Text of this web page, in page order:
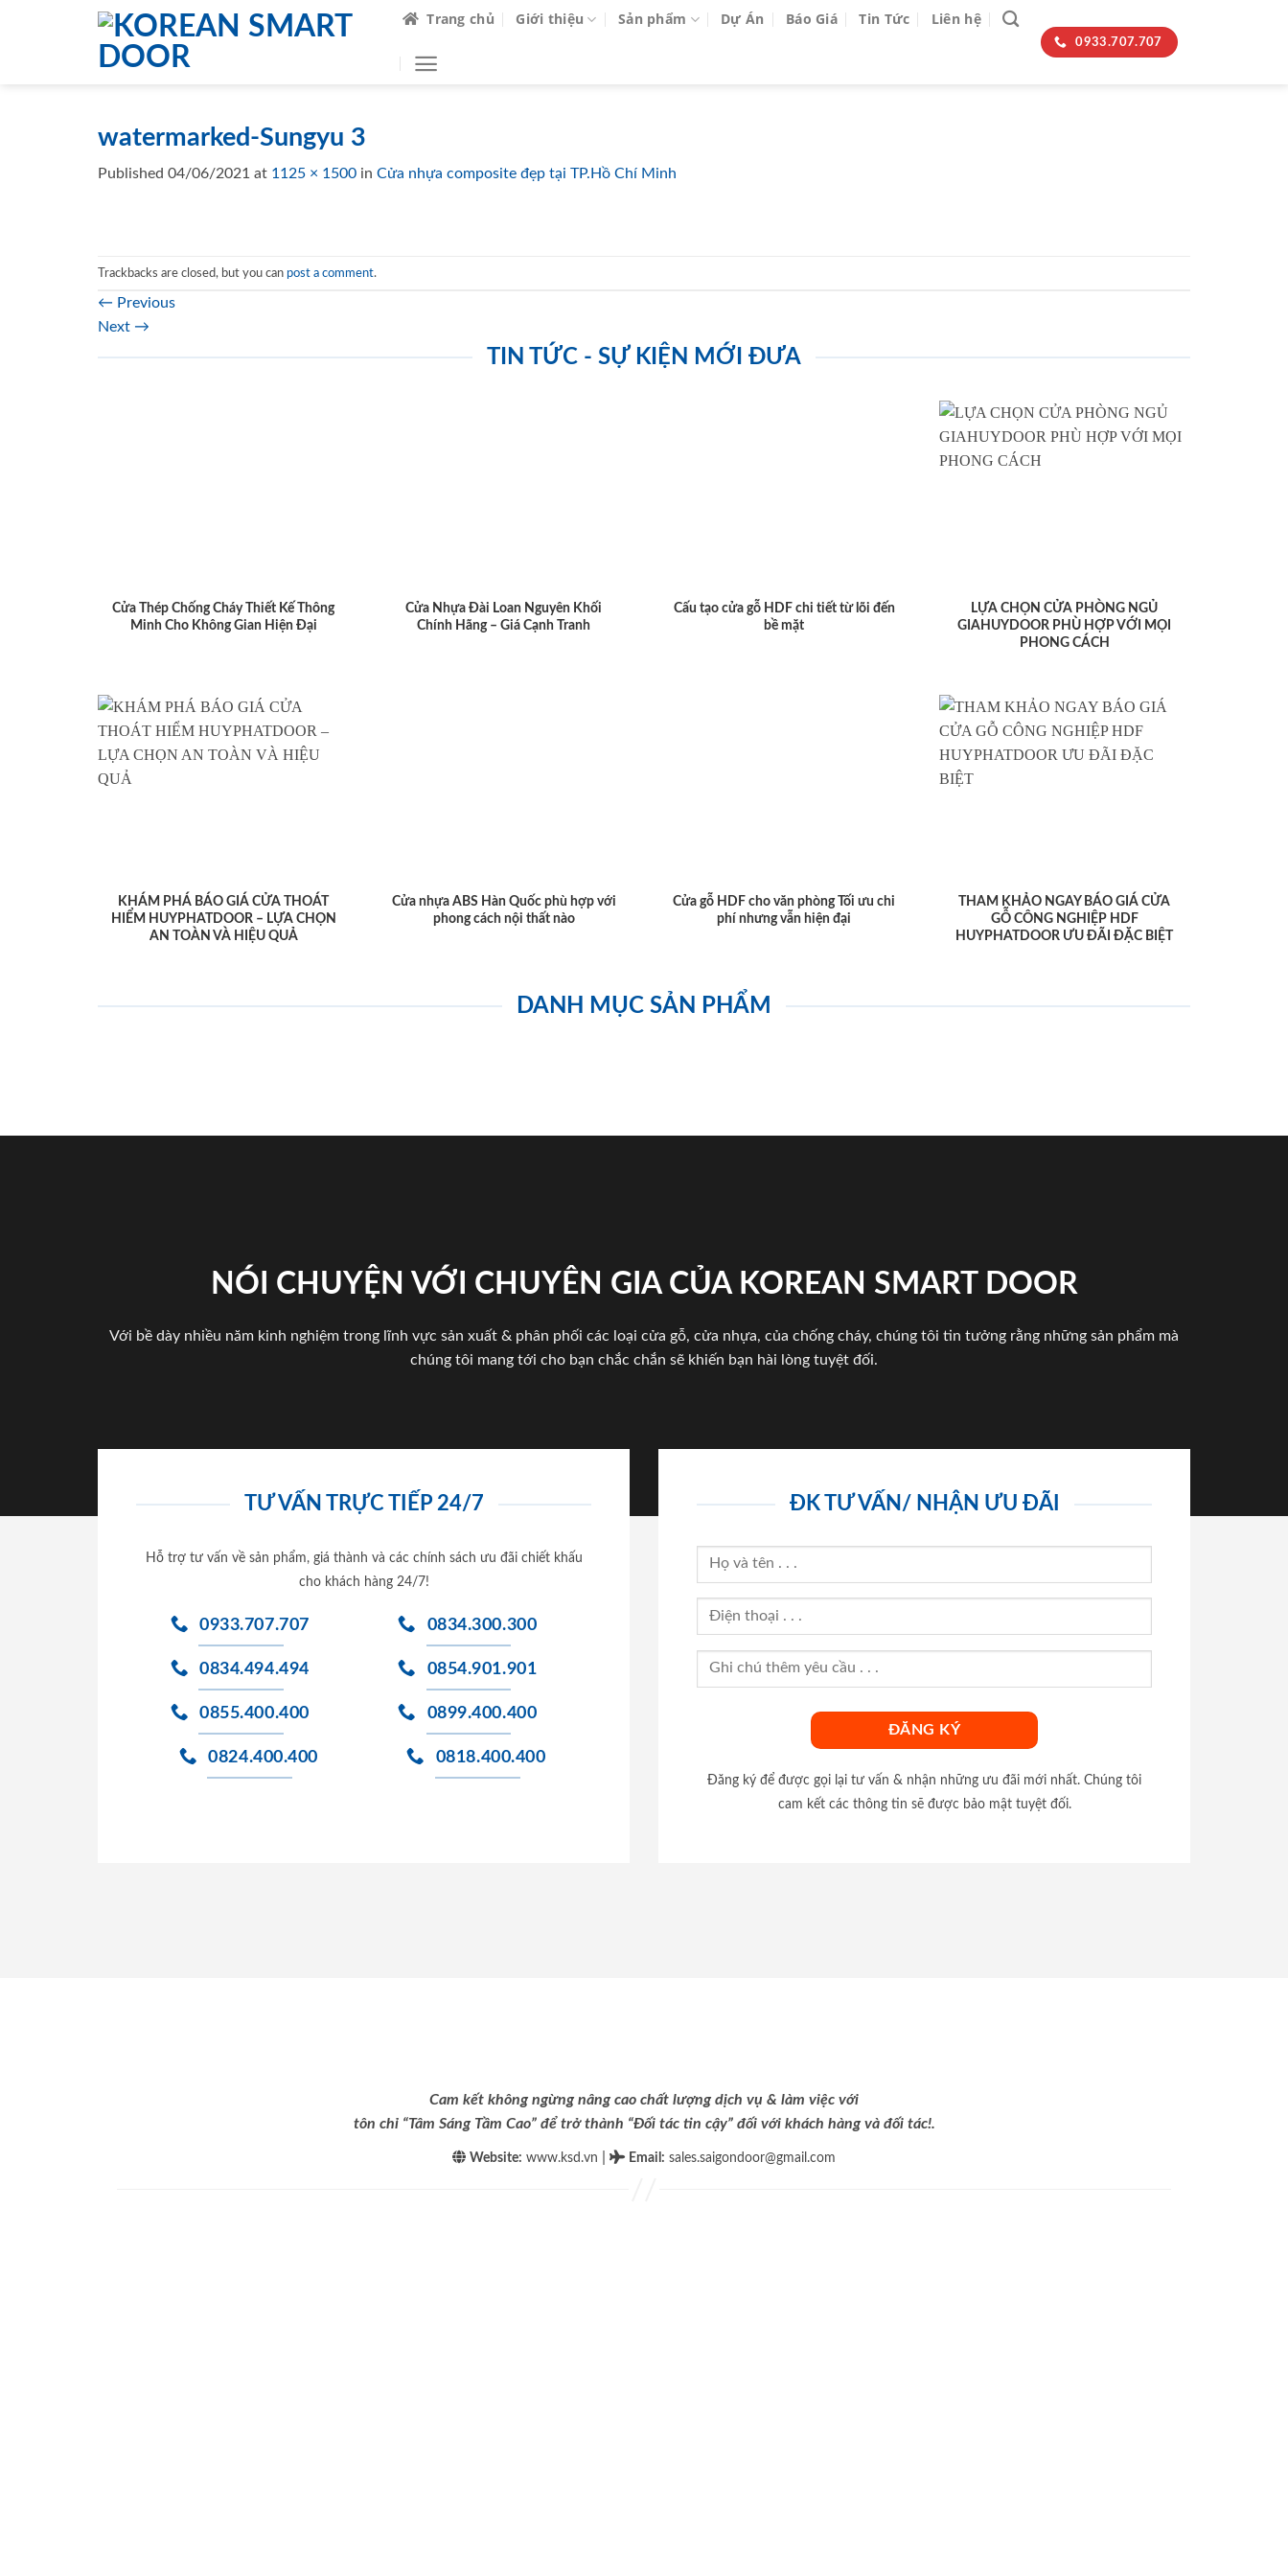
Trang chủ Giới thiệu Sản phẩm Dự Án Báo Giá Tin Tức Liên hệ
0933.707.707
watermarked-Sungyu 3
Published 04/06/2021 at 1125 × 1500 in Cửa nhựa composite đẹp tại TP.Hồ Chí Minh
Trackbacks are closed, but you can post a comment.
← Previous
Next →
TIN TỨC - SỰ KIỆN MỚI ĐƯA
Cửa Thép Chống Cháy Thiết Kế Thông
Minh Cho Không Gian Hiện Đại
Cửa Nhựa Đài Loan Nguyên Khối
Chính Hãng – Giá Cạnh Tranh
Cấu tạo cửa gỗ HDF chi tiết từ lõi đến
bề mặt
LỰA CHỌN CỬA PHÒNG NGỦ
GIAHUYDOOR PHÙ HỢP VỚI MỌI
PHONG CÁCH
KHÁM PHÁ BÁO GIÁ CỬA THOÁT
HIỂM HUYPHATDOOR – LỰA CHỌN
AN TOÀN VÀ HIỆU QUẢ
Cửa nhựa ABS Hàn Quốc phù hợp với
phong cách nội thất nào
Cửa gỗ HDF cho văn phòng Tối ưu chi
phí nhưng vẫn hiện đại
THAM KHẢO NGAY BÁO GIÁ CỬA
GỖ CÔNG NGHIỆP HDF
HUYPHATDOOR ƯU ĐÃI ĐẶC BIỆT
DANH MỤC SẢN PHẨM
NÓI CHUYỆN VỚI CHUYÊN GIA CỦA KOREAN SMART DOOR
Với bề dày nhiều năm kinh nghiệm trong lĩnh vực sản xuất & phân phối các loại cửa gỗ, cửa nhựa, của chống cháy, chúng tôi tin tưởng rằng những sản phẩm mà
chúng tôi mang tới cho bạn chắc chắn sẽ khiến bạn hài lòng tuyệt đối.
TƯ VẤN TRỰC TIẾP 24/7
Hỗ trợ tư vấn về sản phẩm, giá thành và các chính sách ưu đãi chiết khấu
cho khách hàng 24/7!
0933.707.707
0834.494.494
0855.400.400
0824.400.400
0834.300.300
0854.901.901
0899.400.400
0818.400.400
ĐK TƯ VẤN/ NHẬN ƯU ĐÃI
Đăng ký để được gọi lại tư vấn & nhận những ưu đãi mới nhất. Chúng tôi
cam kết các thông tin sẽ được bảo mật tuyệt đối.
Cam kết không ngừng nâng cao chất lượng dịch vụ & làm việc với
tôn chỉ “Tâm Sáng Tầm Cao” để trở thành “Đối tác tin cậy” đối với khách hàng và đối tác!.
Website: www.ksd.vn Email : sales.saigondoor@gmail.com